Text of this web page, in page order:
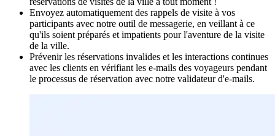
Envoyez automatiquement des rappels de visite à vos
participants avec notre outil de messagerie, en veillant à ce
qu'ils soient préparés et impatients pour l'aventure de la visite
de la ville.
Prévenir les réservations invalides et les interactions continues
avec les clients en vérifiant les e-mails des voyageurs pendant
le processus de réservation avec notre validateur d'e-mails.